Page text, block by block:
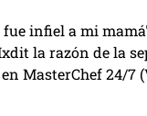
fue infiel a mi
la razón de la
MasterChef 24/7